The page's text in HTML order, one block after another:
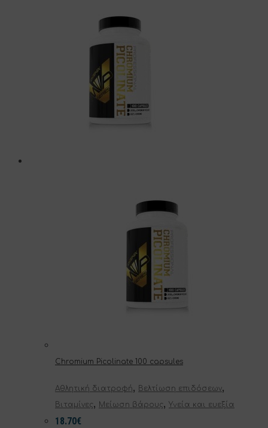
Chromium Picolinate 100 capsules
Αθλητική διατροφή, Βελτίωση επιδόσεων,
Βιταμίνες, Μείωση βάρους, Υγεία και ευεξία
18.70€